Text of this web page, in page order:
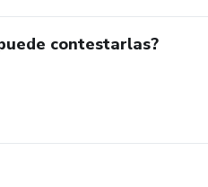
contestarlas?